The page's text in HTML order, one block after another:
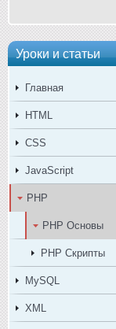
Уроки и статьи
Главная
HTML
CSS
JavaScript
PHP
PHP Основы
PHP Скрипты
MySQL
XML